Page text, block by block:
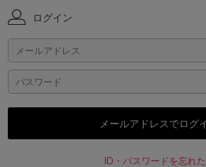
ログイン
ID・パスワードを忘れ